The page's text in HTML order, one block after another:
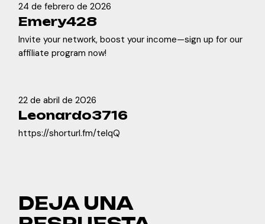
24 de febrero de 2026
Emery428
Invite your network, boost your income—sign up for our
affiliate program now!
22 de abril de 2026
Leonardo3716
https://shorturl.fm/teIqQ
DEJA UNA